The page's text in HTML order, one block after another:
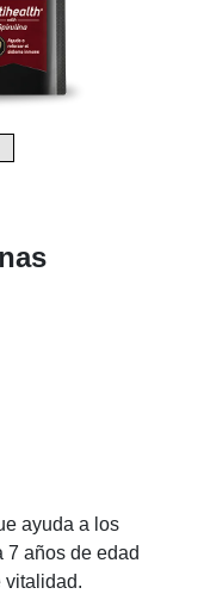
ayuda a los
7 años de edad
vitalidad.